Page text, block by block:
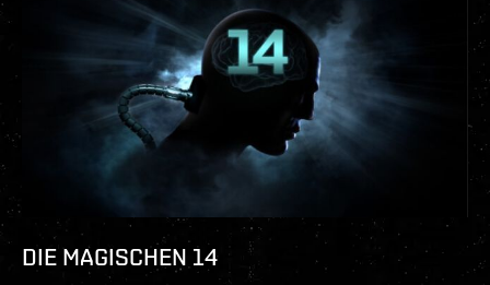
DIE MAGISCHEN 14